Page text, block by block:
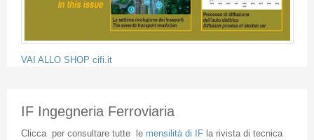
VAI ALLO SHOP cifi.it
IF Ingegneria Ferroviaria
Cliccaper consultare tuttele mensilità di IFla rivista di tecnica